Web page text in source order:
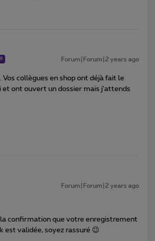
Forum|Forum|2 years ago
Vos collègues en shop ont déjà fait le
et ont ouvert un dossier mais j'attends
Forum|Forum|2 years ago
la confirmation que votre enregistrement
est validée, soyez rassuré 😉